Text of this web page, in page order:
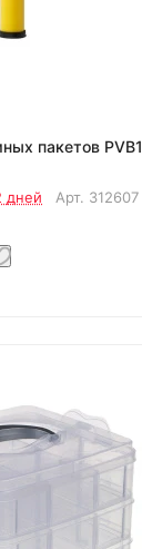
пакетов PVB1
дней Арт. 312607